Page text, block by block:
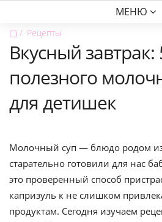
МЕНЮ
▢ Рецепты
Вкусный завтрак:
полезного
для детишек
Молочный суп — блюдо родом из
старательно готовили для нас
это проверенный способ
капризуль к не слишком
продуктам. Сегодня изучаем